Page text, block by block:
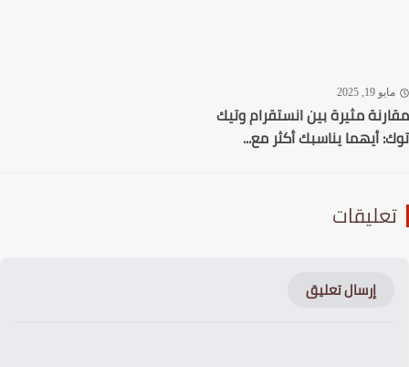
19, 2025
مثيرة بين انستقرام وتيك
أيهما يناسبك أكثر مع...
إرسال تعليق